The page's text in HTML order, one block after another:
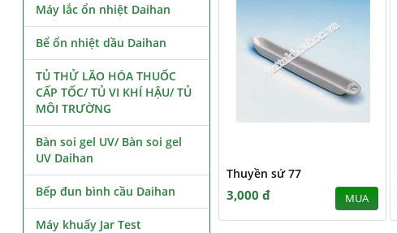
Thuyền sứ 77
3,000 đ MUA
Máy lắc ổn nhiệt Daihan
Bể ổn nhiệt dầu Daihan
TỦ THỬ LÃO HÓA THUỐC
CẤP TỐC/ TỦ VI KHÍ HẬU/ TỦ
MÔI TRƯỜNG
Bàn soi gel UV/ Bàn soi gel
UV Daihan
Bếp đun bình cầu Daihan
Máy khuấy Jar Test